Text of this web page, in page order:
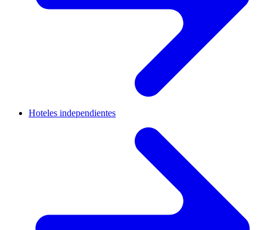
Hoteles independientes